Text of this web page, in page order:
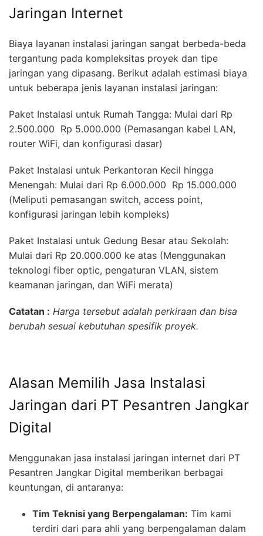
Jaringan Internet
Biaya layanan instalasi jaringan sangat berbeda-beda
tergantung pada kompleksitas proyek dan tipe
jaringan yang dipasang. Berikut adalah estimasi biaya
untuk beberapa jenis layanan instalasi jaringan:
Paket Instalasi untuk Rumah Tangga: Mulai dari Rp
2.500.000  Rp 5.000.000 (Pemasangan kabel LAN,
router WiFi, dan konfigurasi dasar)
Paket Instalasi untuk Perkantoran Kecil hingga
Menengah: Mulai dari Rp 6.000.000  Rp 15.000.000
(Meliputi pemasangan switch, access point,
konfigurasi jaringan lebih kompleks)
Paket Instalasi untuk Gedung Besar atau Sekolah:
Mulai dari Rp 20.000.000 ke atas (Menggunakan
teknologi fiber optic, pengaturan VLAN, sistem
keamanan jaringan, dan WiFi merata)
Catatan : Harga tersebut adalah perkiraan dan bisa
berubah sesuai kebutuhan spesifik proyek.
Alasan Memilih Jasa Instalasi
Jaringan dari PT Pesantren Jangkar
Digital
Menggunakan jasa instalasi jaringan internet dari PT
Pesantren Jangkar Digital memberikan berbagai
keuntungan, di antaranya:
Tim Teknisi yang Berpengalaman: Tim kami
terdiri dari para ahli yang berpengalaman dalam